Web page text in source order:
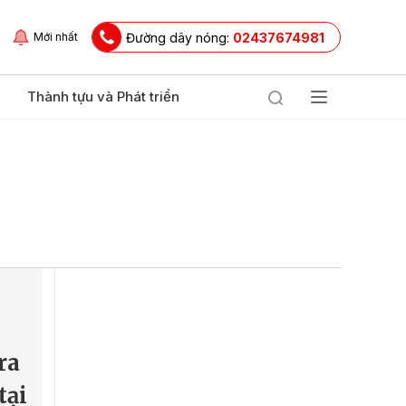
Mới nhất Đường dây nóng: 02437674981
Thành tựu và Phát triển